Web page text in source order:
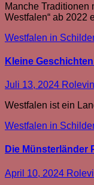
Manche Traditionen
Westfalen“ ab 2022
Westfalen in
Kleine
Juli 13, 2024
Westfalen ist ein
Westfalen in
Die Münsterländer
April 10, 2024